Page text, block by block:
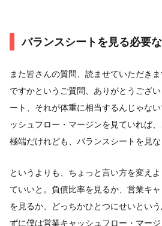
バランスシートを見る必要
また皆さんの質問、読ませていただき
ですかというご質問、ありがとうござ
ート、それが体重に相当するんじゃな
ッシュフロー・マージンを見ていれば
極端だけれども、バランスシートを見な
というよりも、ちょっと言い方を変え
ていいと。負債比率を見るか、営業キ
を見るか、どっちかひとつにせいとい
ずに僕は営業キャッシュフロー・マー